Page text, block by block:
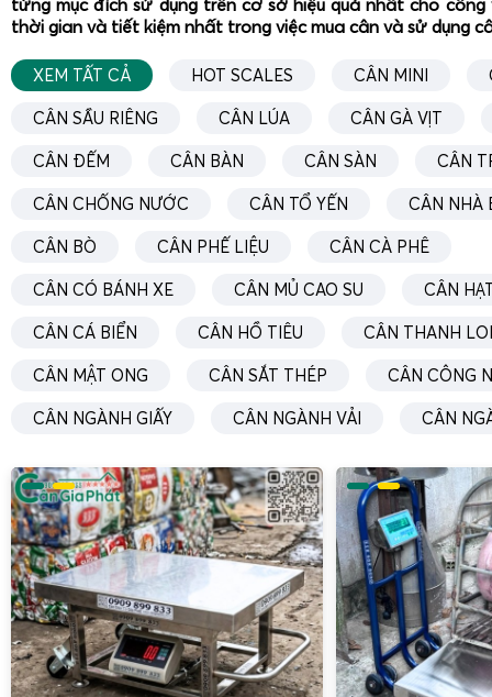
Người bán có thể đặt rổ hoặc khay lên cân, sử dụng
Việc hiển thị đồng thời khối lượng, đơn giá và thành tiền
dàng theo dõi, tạo sự minh bạch trong giao dịch. Đặc
có giá trị cao, độ chia nhỏ của cân giúp tính toán
cân đường, muối, bột, đồ khô, thực phẩm đóng gói lại,
theo kg. Khả năng lưu đơn giá nhanh cho một số mặt
kết hợp cùng quy trình đóng gói, dán nhãn giá thủ
sử dụng hệ thống POS phức tạp. Nhờ đó, cân trở
trong quy trình bán hàng, đảm bảo tính chính xác và tốc độ
Hướng dẫn sử dụng cân tính tiền UPA-Q 30kg 2 mặt
thời gian và tiết kiệm nhất trong việc mua cân và sử dụng
XEM TẤT CẢ HOT SCALES CÂN MINI
CÂN SẦU RIÊNG CÂN LÚA CÂN GÀ VỊT
CÂN ĐẾM CÂN BÀN CÂN SÀN CÂN
CÂN CHỐNG NƯỚC CÂN TỔ YẾN CÂN NHÀ
CÂN BÒ CÂN PHẾ LIỆU CÂN CÀ PHÊ
CÂN CÓ BÁNH XE CÂN MỦ CAO SU CÂN
CÂN CÁ BIỂN CÂN HỒ TIÊU CÂN THANH
CÂN MẬT ONG CÂN SẮT THÉP CÂN CÔNG
CÂN NGÀNH GIẤY CÂN NGÀNH VẢI CÂN